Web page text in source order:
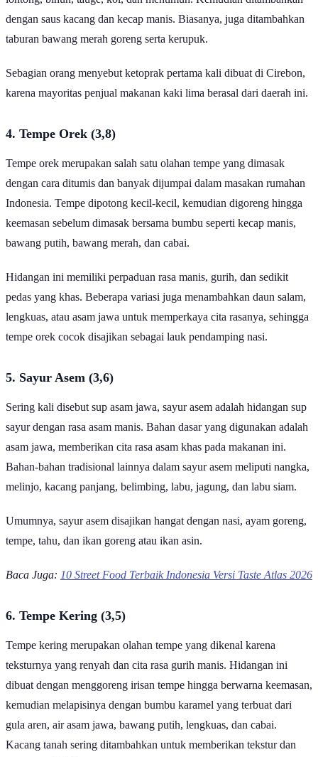
dengan saus kacang dan kecap manis. Biasanya, juga ditambahkan
taburan bawang merah goreng serta kerupuk.
Sebagian orang menyebut ketoprak pertama kali dibuat di Cirebon,
karena mayoritas penjual makanan kaki lima berasal dari daerah ini.
4. Tempe Orek (3,8)
Tempe orek merupakan salah satu olahan tempe yang dimasak
dengan cara ditumis dan banyak dijumpai dalam masakan rumahan
Indonesia. Tempe dipotong kecil-kecil, kemudian digoreng hingga
keemasan sebelum dimasak bersama bumbu seperti kecap manis,
bawang putih, bawang merah, dan cabai.
Hidangan ini memiliki perpaduan rasa manis, gurih, dan sedikit
pedas yang khas. Beberapa variasi juga menambahkan daun salam,
lengkuas, atau asam jawa untuk memperkaya cita rasanya, sehingga
tempe orek cocok disajikan sebagai lauk pendamping nasi.
5. Sayur Asem (3,6)
Sering kali disebut sup asam jawa, sayur asem adalah hidangan sup
sayur dengan rasa asam manis. Bahan dasar yang digunakan adalah
asam jawa, memberikan cita rasa asam khas pada makanan ini.
Bahan-bahan tradisional lainnya dalam sayur asem meliputi nangka,
melinjo, kacang panjang, belimbing, labu, jagung, dan labu siam.
Umumnya, sayur asem disajikan hangat dengan nasi, ayam goreng,
tempe, tahu, dan ikan goreng atau ikan asin.
Baca Juga: 10 Street Food Terbaik Indonesia Versi Taste Atlas 2026
6. Tempe Kering (3,5)
Tempe kering merupakan olahan tempe yang dikenal karena
teksturnya yang renyah dan cita rasa gurih manis. Hidangan ini
dibuat dengan menggoreng irisan tempe hingga berwarna keemasan,
kemudian melapisinya dengan bumbu karamel yang terbuat dari
gula aren, air asam jawa, bawang putih, lengkuas, dan cabai.
Kacang tanah sering ditambahkan untuk memberikan tekstur dan